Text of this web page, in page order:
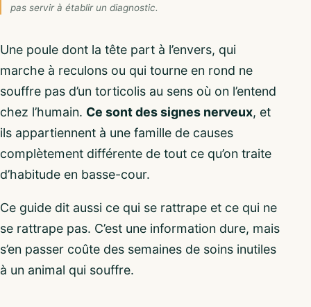
pas servir à établir un diagnostic.
Une poule dont la tête part à l’envers, qui
marche à reculons ou qui tourne en rond ne
souffre pas d’un torticolis au sens où on l’entend
chez l’humain. Ce sont des signes nerveux, et
ils appartiennent à une famille de causes
complètement différente de tout ce qu’on traite
d’habitude en basse-cour.
Ce guide dit aussi ce qui se rattrape et ce qui ne
se rattrape pas. C’est une information dure, mais
s’en passer coûte des semaines de soins inutiles
à un animal qui souffre.